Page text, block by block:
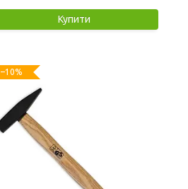
Купити
–10%